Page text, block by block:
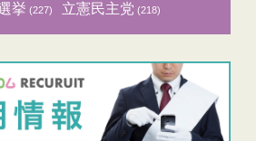
挙 (227) 立憲民主党 (218)